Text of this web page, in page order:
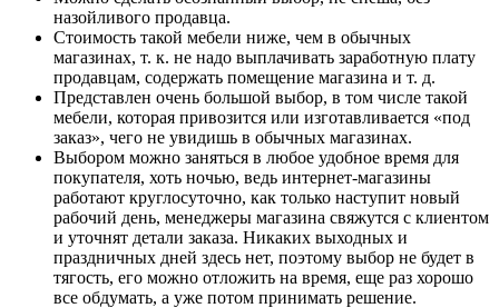
назойливого продавца.
Стоимость такой мебели ниже, чем в обычных
магазинах, т. к. не надо выплачивать заработную плату
продавцам, содержать помещение магазина и т. д.
Представлен очень большой выбор, в том числе такой
мебели, которая привозится или изготавливается «под
заказ», чего не увидишь в обычных магазинах.
Выбором можно заняться в любое удобное время для
покупателя, хоть ночью, ведь интернет-магазины
работают круглосуточно, как только наступит новый
рабочий день, менеджеры магазина свяжутся с клиентом
и уточнят детали заказа. Никаких выходных и
праздничных дней здесь нет, поэтому выбор не будет в
тягость, его можно отложить на время, еще раз хорошо
все обдумать, а уже потом принимать решение.